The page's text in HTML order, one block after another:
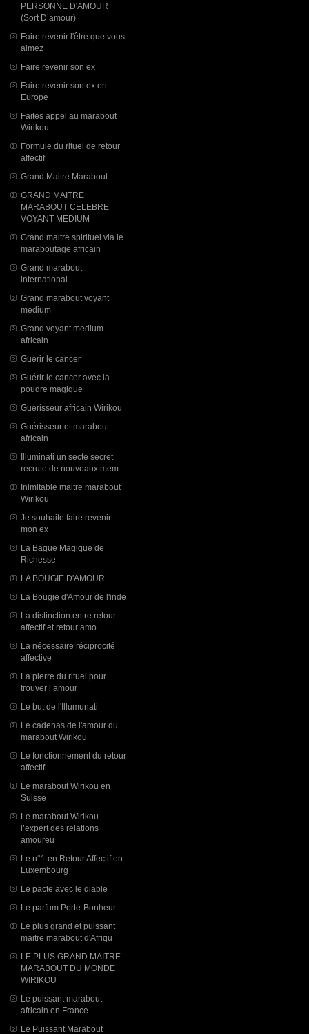
PERSONNE D'AMOUR
(Sort D’amour)
Faire revenir l'être que vous
aimez
Faire revenir son ex
Faire revenir son ex en
Europe
Faites appel au marabout
Wirikou
Formule du rituel de retour
affectif
Grand Maitre Marabout
GRAND MAITRE
MARABOUT CELEBRE
VOYANT MEDIUM
Grand maitre spirituel via le
maraboutage africain
Grand marabout
international
Grand marabout voyant
medium
Grand voyant medium
africain
Guérir le cancer
Guérir le cancer avec la
poudre magique
Guérisseur africain Wirikou
Guérisseur et marabout
africain
Illuminati un secte secret
recrute de nouveaux mem
Inimitable maitre marabout
Wirikou
Je souhaite faire revenir
mon ex
La Bague Magique de
Richesse
LA BOUGIE D'AMOUR
La Bougie d'Amour de l'inde
La distinction entre retour
affectif et retour amo
La nécessaire réciprocité
affective
La pierre du rituel pour
trouver l’amour
Le but de l'Illumunati
Le cadenas de l'amour du
marabout Wirikou
Le fonctionnement du retour
affectif
Le marabout Wirikou en
Suisse
Le marabout Wirikou
l’expert des relations
amoureu
Le n°1 en Retour Affectif en
Luxembourg
Le pacte avec le diable
Le parfum Porte-Bonheur
Le plus grand et puissant
maitre marabout d'Afriqu
LE PLUS GRAND MAITRE
MARABOUT DU MONDE
WIRIKOU
Le puissant marabout
africain en France
Le Puissant Marabout